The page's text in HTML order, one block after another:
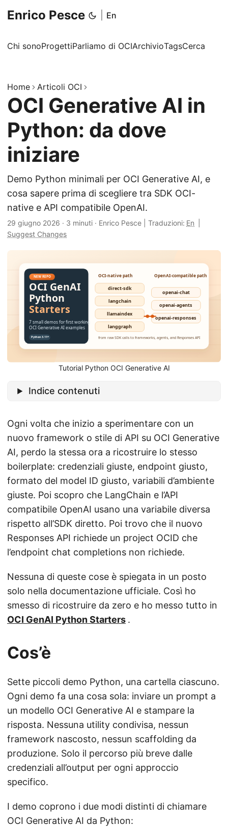
Enrico Pesce En
Chi sonoProgettiParliamo di OCIArchivioTagsCerca
Home Articoli OCI
OCI Generative AI in
Python: da dove
iniziare
Demo Python minimali per OCI Generative AI, e
cosa sapere prima di scegliere tra SDK OCI-
native e API compatibile OpenAI.
29 giugno 2026 · 3 minuti · Enrico Pesce Traduzioni: En
Suggest Changes
Tutorial Python OCI Generative AI
Indice contenuti
Ogni volta che inizio a sperimentare con un
nuovo framework o stile di API su OCI Generative
AI, perdo la stessa ora a ricostruire lo stesso
boilerplate: credenziali giuste, endpoint giusto,
formato del model ID giusto, variabili d’ambiente
giuste. Poi scopro che LangChain e l’API
compatibile OpenAI usano una variabile diversa
rispetto all’SDK diretto. Poi trovo che il nuovo
Responses API richiede un project OCID che
l’endpoint chat completions non richiede.
Nessuna di queste cose è spiegata in un posto
solo nella documentazione ufficiale. Così ho
smesso di ricostruire da zero e ho messo tutto in
OCI GenAI Python Starters .
Cos’è
Sette piccoli demo Python, una cartella ciascuno.
Ogni demo fa una cosa sola: inviare un prompt a
un modello OCI Generative AI e stampare la
risposta. Nessuna utility condivisa, nessun
framework nascosto, nessun scaffolding da
produzione. Solo il percorso più breve dalle
credenziali all’output per ogni approccio
specifico.
I demo coprono i due modi distinti di chiamare
OCI Generative AI da Python: